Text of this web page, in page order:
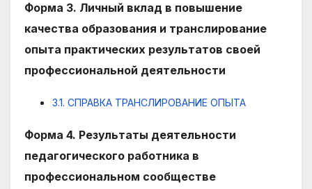
Форма 3. Личный вклад в повышение
качества образования и транслирование
опыта практических результатов своей
профессиональной деятельности
3.1. СПРАВКА ТРАНСЛИРОВАНИЕ ОПЫТА
Форма 4. Результаты деятельности
педагогического работника в
профессиональном сообществе